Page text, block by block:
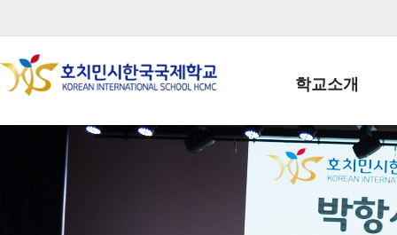
학교소개
학교장인사말
학생회장인사말
학교상징